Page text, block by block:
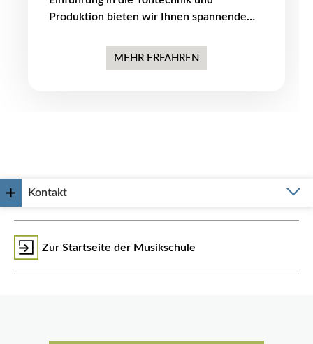
Produktion bieten wir Ihnen spannende
MEHR ERFAHREN
Kontakt
Zur Startseite der Musikschule